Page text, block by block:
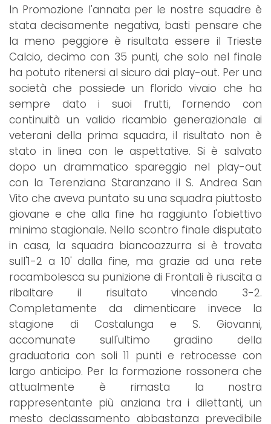
In Promozione l'annata per le nostre squadre è
stata decisamente negativa, basti pensare che
la meno peggiore è risultata essere il Trieste
Calcio, decimo con 35 punti, che solo nel finale
ha potuto ritenersi al sicuro dai play-out. Per una
società che possiede un florido vivaio che ha
sempre dato i suoi frutti, fornendo con
continuità un valido ricambio generazionale ai
veterani della prima squadra, il risultato non è
stato in linea con le aspettative. Si è salvato
dopo un drammatico spareggio nel play-out
con la Terenziana Staranzano il S. Andrea San
Vito che aveva puntato su una squadra piuttosto
giovane e che alla fine ha raggiunto l'obiettivo
minimo stagionale. Nello scontro finale disputato
in casa, la squadra biancoazzurra si è trovata
sull'1-2 a 10' dalla fine, ma grazie ad una rete
rocambolesca su punizione di Frontali è riuscita a
ribaltare il risultato vincendo 3-2.
Completamente da dimenticare invece la
stagione di Costalunga e S. Giovanni,
accomunate sull'ultimo gradino della
graduatoria con soli 11 punti e retrocesse con
largo anticipo. Per la formazione rossonera che
attualmente è rimasta la nostra
rappresentante più anziana tra i dilettanti, un
mesto declassamento abbastanza prevedibile